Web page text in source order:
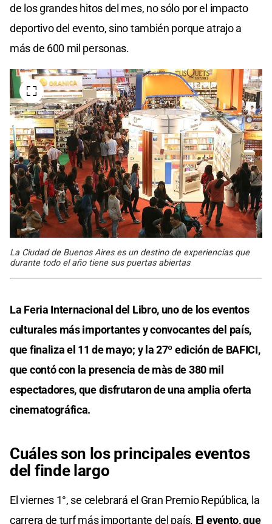
de los grandes hitos del mes, no sólo por el impacto
deportivo del evento, sino también porque atrajo a
más de 600 mil personas.
La Ciudad de Buenos Aires es un destino de experiencias que
durante todo el año tiene sus puertas abiertas
La Feria Internacional del Libro, uno de los eventos
culturales más importantes y convocantes del país,
que finaliza el 11 de mayo; y la 27º edición de BAFICI,
que contó con la presencia de màs de 380 mil
espectadores, que disfrutaron de una amplia oferta
cinematográfica.
Cuáles son los principales eventos
del finde largo
El viernes 1°, se celebrará el Gran Premio República, la
carrera de turf más importante del país. El evento, que